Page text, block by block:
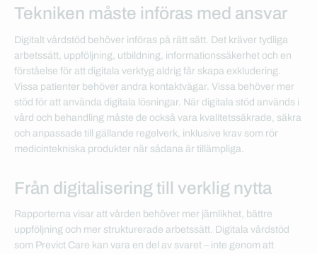
Tekniken måste införas med ansvar
Digitalt vårdstöd behöver införas på rätt sätt. Det kräver tydliga
arbetssätt, uppföljning, utbildning, informationssäkerhet och en
förståelse för att digitala verktyg aldrig får skapa exkludering.
Vissa patienter behöver andra kontaktvägar. Vissa behöver mer
stöd för att använda digitala lösningar. När digitala stöd används i
vård och behandling måste de också vara kvalitetssäkrade, säkra
och anpassade till gällande regelverk, inklusive krav som rör
medicintekniska produkter när sådana är tillämpliga.
Från digitalisering till verklig nytta
Rapporterna visar att vården behöver mer jämlikhet, bättre
uppföljning och mer strukturerade arbetssätt. Digitala vårdstöd
som Previct Care kan vara en del av svaret – inte genom att